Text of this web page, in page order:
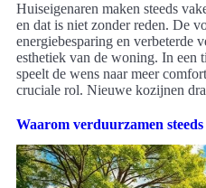
Huiseigenaren maken steeds
en dat is niet zonder reden. De
energiebesparing en verbeterde
esthetiek van de woning. In een
speelt de wens naar meer
cruciale rol. Nieuwe kozijnen
Waarom verduurzamen